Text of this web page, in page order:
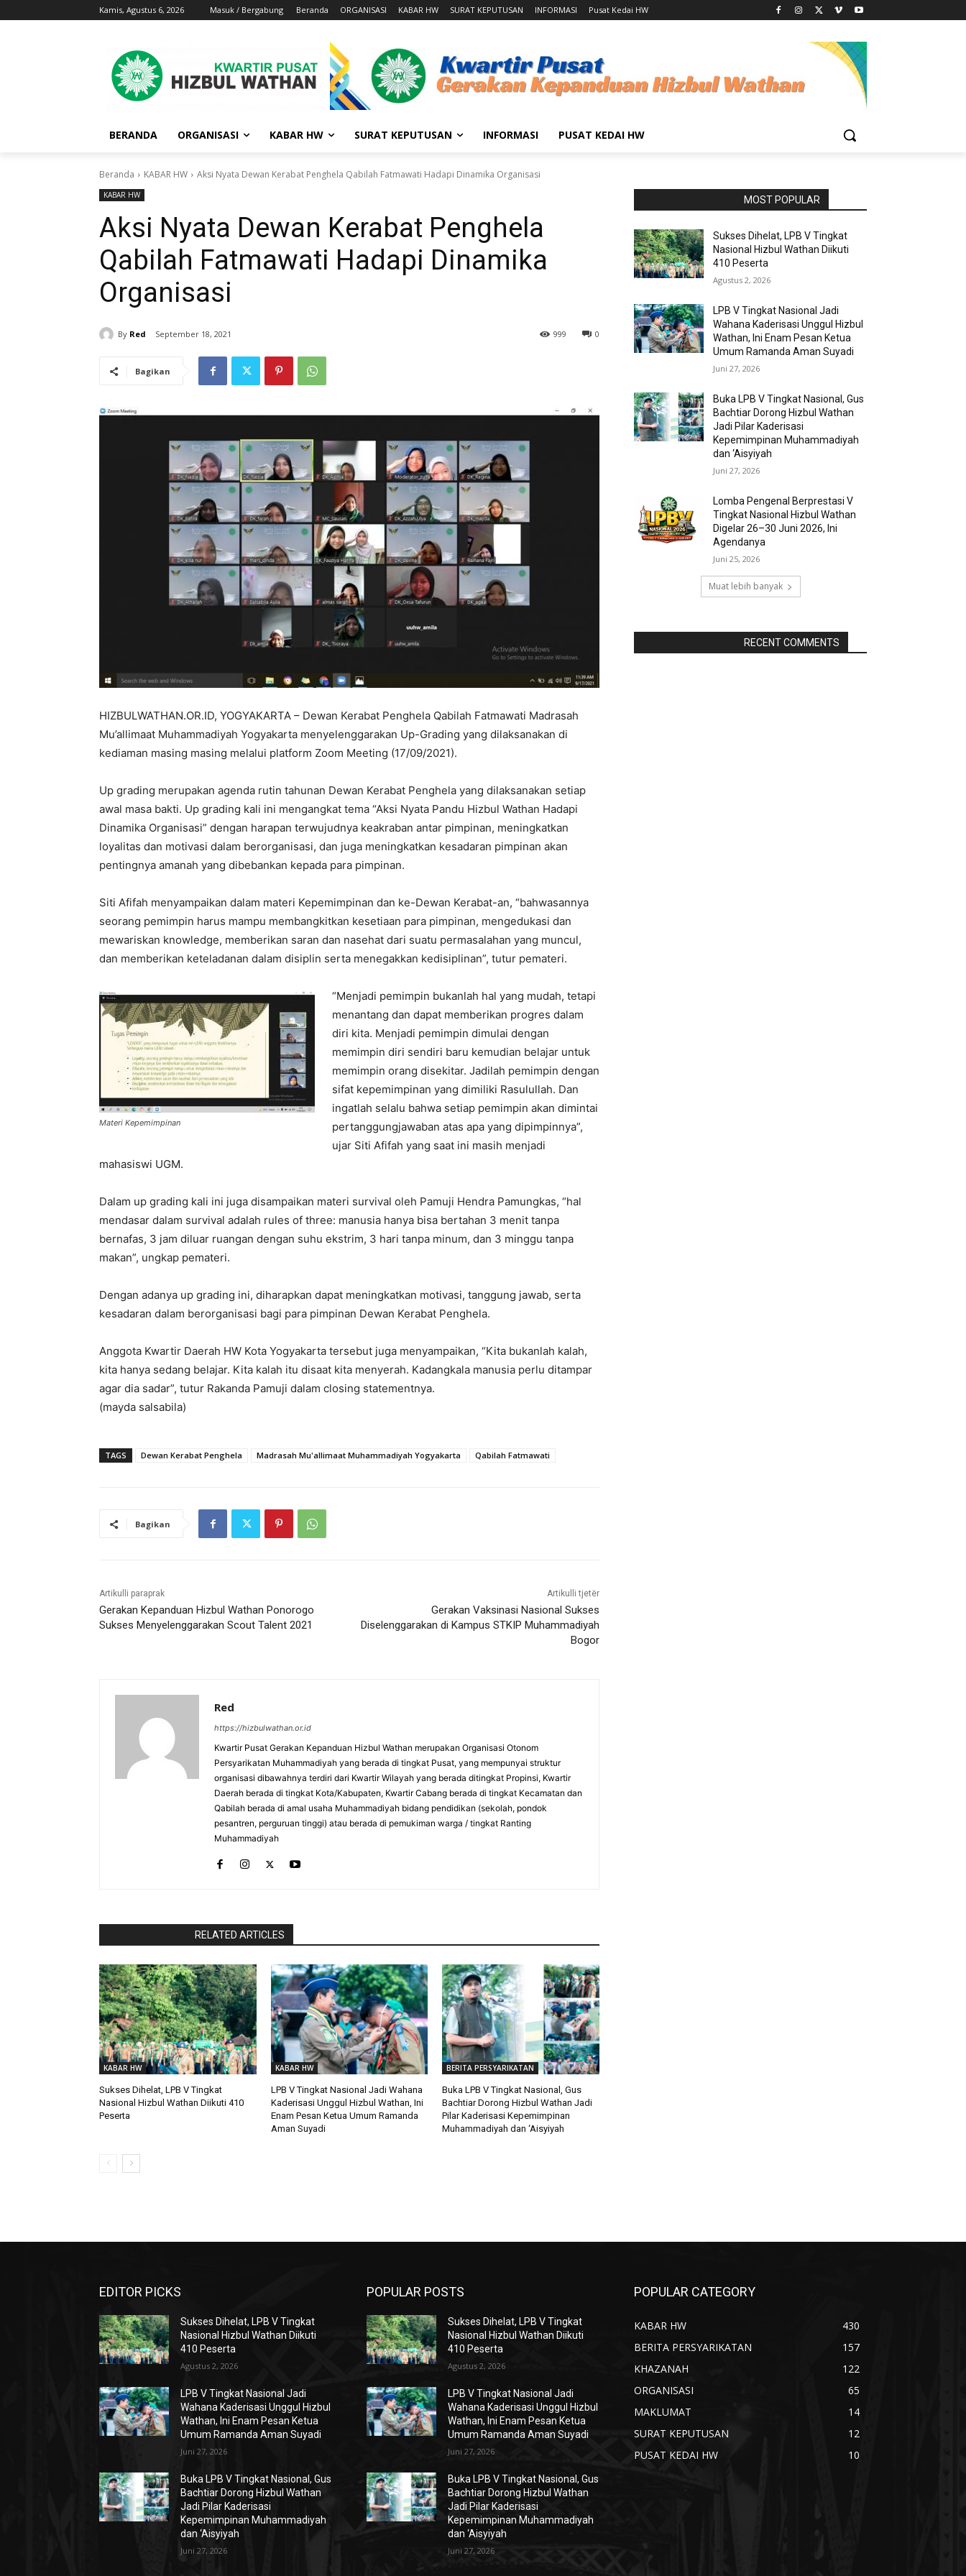
Kamis, Agustus 6, 2026 Masuk / Bergabung Beranda ORGANISASI KABAR HW SURAT KEPUTUSAN INFORMASI Pusat Kedai HW
BERANDA ORGANISASI KABAR HW SURAT KEPUTUSAN INFORMASI PUSAT KEDAI HW
Beranda KABAR HW Aksi Nyata Dewan Kerabat Penghela Qabilah Fatmawati Hadapi Dinamika Organisasi
KABAR HW
Aksi Nyata Dewan Kerabat Penghela
Qabilah Fatmawati Hadapi Dinamika
Organisasi
By Red September 18, 2021 0
999
Bagikan
HIZBULWATHAN.OR.ID, YOGYAKARTA – Dewan Kerabat Penghela Qabilah Fatmawati Madrasah
Mu’allimaat Muhammadiyah Yogyakarta menyelenggarakan Up-Grading yang dilaksanakan di
kediaman masing masing melalui platform Zoom Meeting (17/09/2021).
Up grading merupakan agenda rutin tahunan Dewan Kerabat Penghela yang dilaksanakan setiap
awal masa bakti. Up grading kali ini mengangkat tema “Aksi Nyata Pandu Hizbul Wathan Hadapi
Dinamika Organisasi” dengan harapan terwujudnya keakraban antar pimpinan, meningkatkan
loyalitas dan motivasi dalam berorganisasi, dan juga meningkatkan kesadaran pimpinan akan
pentingnya amanah yang dibebankan kepada para pimpinan.
Siti Afifah menyampaikan dalam materi Kepemimpinan dan ke-Dewan Kerabat-an, “bahwasannya
seorang pemimpin harus mampu membangkitkan kesetiaan para pimpinan, mengedukasi dan
mewariskan knowledge, memberikan saran dan nasehat dari suatu permasalahan yang muncul,
dan memberikan keteladanan dalam disiplin serta menegakkan kedisiplinan”, tutur pemateri.
Materi Kepemimpinan
“Menjadi pemimpin bukanlah hal yang mudah, tetapi
menantang dan dapat memberikan progres dalam
diri kita. Menjadi pemimpin dimulai dengan
memimpin diri sendiri baru kemudian belajar untuk
memimpin orang disekitar. Jadilah pemimpin dengan
sifat kepemimpinan yang dimiliki Rasulullah. Dan
ingatlah selalu bahwa setiap pemimpin akan dimintai
pertanggungjawaban atas apa yang dipimpinnya”,
ujar Siti Afifah yang saat ini masih menjadi
mahasiswi UGM.
Dalam up grading kali ini juga disampaikan materi survival oleh Pamuji Hendra Pamungkas, “hal
mendasar dalam survival adalah rules of three: manusia hanya bisa bertahan 3 menit tanpa
bernafas, 3 jam diluar ruangan dengan suhu ekstrim, 3 hari tanpa minum, dan 3 minggu tanpa
makan”, ungkap pemateri.
Dengan adanya up grading ini, diharapkan dapat meningkatkan motivasi, tanggung jawab, serta
kesadaran dalam berorganisasi bagi para pimpinan Dewan Kerabat Penghela.
Anggota Kwartir Daerah HW Kota Yogyakarta tersebut juga menyampaikan, “Kita bukanlah kalah,
kita hanya sedang belajar. Kita kalah itu disaat kita menyerah. Kadangkala manusia perlu ditampar
agar dia sadar”, tutur Rakanda Pamuji dalam closing statementnya.
(mayda salsabila)
TAGS Dewan Kerabat Penghela Madrasah Mu'allimaat Muhammadiyah Yogyakarta Qabilah Fatmawati
Bagikan
Artikulli paraprak
Gerakan Kepanduan Hizbul Wathan Ponorogo
Sukses Menyelenggarakan Scout Talent 2021
Artikulli tjetër
Gerakan Vaksinasi Nasional Sukses
Diselenggarakan di Kampus STKIP Muhammadiyah
Bogor
Red
https://hizbulwathan.or.id
Kwartir Pusat Gerakan Kepanduan Hizbul Wathan merupakan Organisasi Otonom
Persyarikatan Muhammadiyah yang berada di tingkat Pusat, yang mempunyai struktur
organisasi dibawahnya terdiri dari Kwartir Wilayah yang berada ditingkat Propinsi, Kwartir
Daerah berada di tingkat Kota/Kabupaten, Kwartir Cabang berada di tingkat Kecamatan dan
Qabilah berada di amal usaha Muhammadiyah bidang pendidikan (sekolah, pondok
pesantren, perguruan tinggi) atau berada di pemukiman warga / tingkat Ranting
Muhammadiyah
RELATED ARTICLES
KABAR HW
Sukses Dihelat, LPB V Tingkat
Nasional Hizbul Wathan Diikuti 410
Peserta
KABAR HW
LPB V Tingkat Nasional Jadi Wahana
Kaderisasi Unggul Hizbul Wathan, Ini
Enam Pesan Ketua Umum Ramanda
Aman Suyadi
BERITA PERSYARIKATAN
Buka LPB V Tingkat Nasional, Gus
Bachtiar Dorong Hizbul Wathan Jadi
Pilar Kaderisasi Kepemimpinan
Muhammadiyah dan ‘Aisyiyah
MOST POPULAR
Sukses Dihelat, LPB V Tingkat
Nasional Hizbul Wathan Diikuti
410 Peserta
Agustus 2, 2026
LPB V Tingkat Nasional Jadi
Wahana Kaderisasi Unggul Hizbul
Wathan, Ini Enam Pesan Ketua
Umum Ramanda Aman Suyadi
Juni 27, 2026
Buka LPB V Tingkat Nasional, Gus
Bachtiar Dorong Hizbul Wathan
Jadi Pilar Kaderisasi
Kepemimpinan Muhammadiyah
dan ‘Aisyiyah
Juni 27, 2026
Lomba Pengenal Berprestasi V
Tingkat Nasional Hizbul Wathan
Digelar 26–30 Juni 2026, Ini
Agendanya
Juni 25, 2026
Muat lebih banyak
RECENT COMMENTS
EDITOR PICKS
Sukses Dihelat, LPB V Tingkat
Nasional Hizbul Wathan Diikuti
410 Peserta
Agustus 2, 2026
LPB V Tingkat Nasional Jadi
Wahana Kaderisasi Unggul Hizbul
Wathan, Ini Enam Pesan Ketua
Umum Ramanda Aman Suyadi
Juni 27, 2026
Buka LPB V Tingkat Nasional, Gus
Bachtiar Dorong Hizbul Wathan
Jadi Pilar Kaderisasi
Kepemimpinan Muhammadiyah
dan ‘Aisyiyah
Juni 27, 2026
POPULAR POSTS
Sukses Dihelat, LPB V Tingkat
Nasional Hizbul Wathan Diikuti
410 Peserta
Agustus 2, 2026
LPB V Tingkat Nasional Jadi
Wahana Kaderisasi Unggul Hizbul
Wathan, Ini Enam Pesan Ketua
Umum Ramanda Aman Suyadi
Juni 27, 2026
Buka LPB V Tingkat Nasional, Gus
Bachtiar Dorong Hizbul Wathan
Jadi Pilar Kaderisasi
Kepemimpinan Muhammadiyah
dan ‘Aisyiyah
Juni 27, 2026
POPULAR CATEGORY
KABAR HW
430
BERITA PERSYARIKATAN
157
KHAZANAH
122
ORGANISASI
65
MAKLUMAT
14
SURAT KEPUTUSAN
12
PUSAT KEDAI HW
10